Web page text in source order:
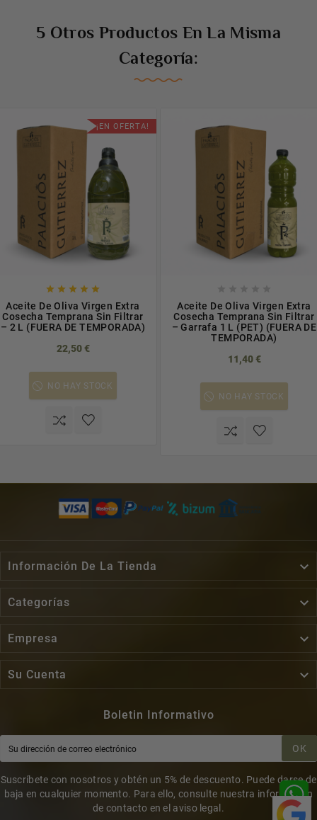
5 Otros Productos En La Misma
Categoría:
¡EN OFERTA!
    
Aceite De Oliva Virgen Extra
Cosecha Temprana Sin Filtrar
– 2 L (FUERA DE TEMPORADA)
22,50 €
NO HAY STOCK
Aceite De Oliva Virgen Extra
Cosecha Temprana Sin Filtrar
– Garrafa 1 L (PET) (FUERA DE
TEMPORADA)
11,40 €
NO HAY STOCK
Información De La Tienda 
Categorías 
Empresa 
Su Cuenta 
Boletin Informativo
OK
Suscríbete con nosotros y obtén un 5% de descuento. Puede darse de
baja en cualquier momento. Para ello, consulte nuestra información
de contacto en el aviso legal.